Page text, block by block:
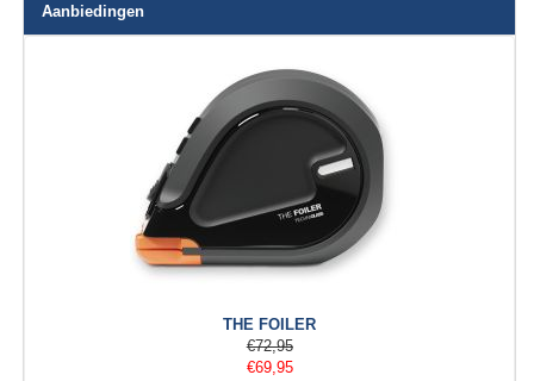
Aanbiedingen
THE FOILER
€72,95
€69,95